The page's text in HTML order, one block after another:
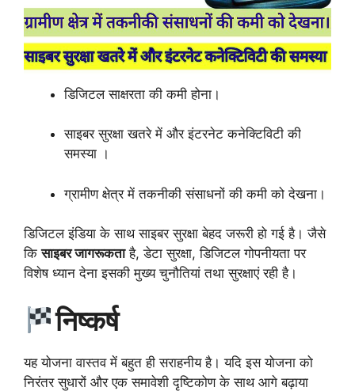
डिजिटल साक्षरता की कमी होना।
साइबर सुरक्षा खतरे में और इंटरनेट कनेक्टिविटी की
समस्या ।
ग्रामीण क्षेत्र में तकनीकी संसाधनों की कमी को देखना।
डिजिटल इंडिया के साथ साइबर सुरक्षा बेहद जरूरी हो गई है। जैसे
किसाइबर जागरूकताहै, डेटा सुरक्षा, डिजिटल गोपनीयता पर
विशेष ध्यान देना इसकी मुख्य चुनौतियां तथा सुरक्षाएं रही है।
निष्कर्ष
यह योजना वास्तव में बहुत ही सराहनीय है। यदि इस योजना को
निरंतर सुधारों और एक समावेशी दृष्टिकोण के साथ आगे बढ़ाया